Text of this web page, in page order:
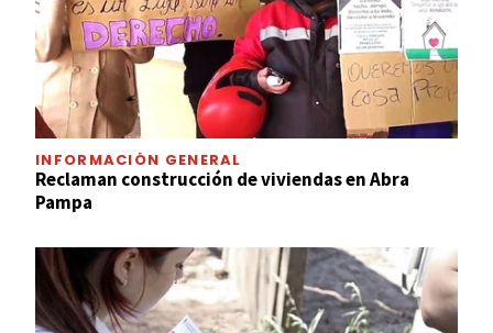
INFORMACIÓN GENERAL
Reclaman construcción de viviendas en Abra
Pampa